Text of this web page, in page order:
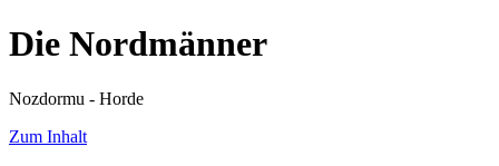
Die Nordmänner
Nozdormu - Horde
Zum Inhalt